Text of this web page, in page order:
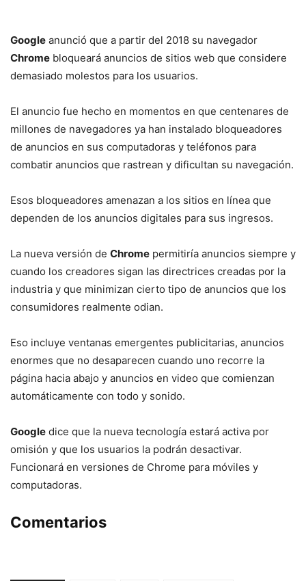
Google anunció que a partir del 2018 su navegador
Chrome bloqueará anuncios de sitios web que considere
demasiado molestos para los usuarios.
El anuncio fue hecho en momentos en que centenares de
millones de navegadores ya han instalado bloqueadores
de anuncios en sus computadoras y teléfonos para
combatir anuncios que rastrean y dificultan su navegación.
Esos bloqueadores amenazan a los sitios en línea que
dependen de los anuncios digitales para sus ingresos.
La nueva versión de Chrome permitiría anuncios siempre y
cuando los creadores sigan las directrices creadas por la
industria y que minimizan cierto tipo de anuncios que los
consumidores realmente odian.
Eso incluye ventanas emergentes publicitarias, anuncios
enormes que no desaparecen cuando uno recorre la
página hacia abajo y anuncios en video que comienzan
automáticamente con todo y sonido.
Google dice que la nueva tecnología estará activa por
omisión y que los usuarios la podrán desactivar.
Funcionará en versiones de Chrome para móviles y
computadoras.
Comentarios